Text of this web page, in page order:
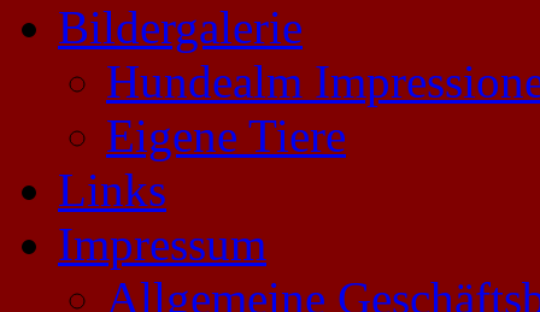
Bildergalerie
Hundealm
Eigene Tiere
Links
Impressum
Allgemeine